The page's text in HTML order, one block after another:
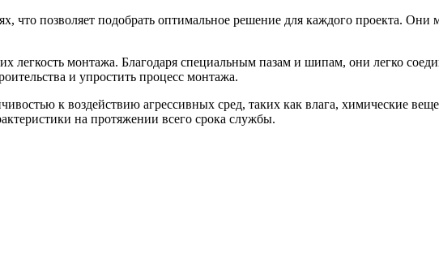
что позволяет подобрать оптимальное решение для каждого проекта.
легкость монтажа. Благодаря специальным пазам и шипам, они легко
и упростить процесс монтажа.
к воздействию агрессивных сред, таких как влага, химические
на протяжении всего срока службы.